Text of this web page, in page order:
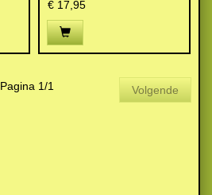
€ 17,95
Pagina 1/1 Volgende